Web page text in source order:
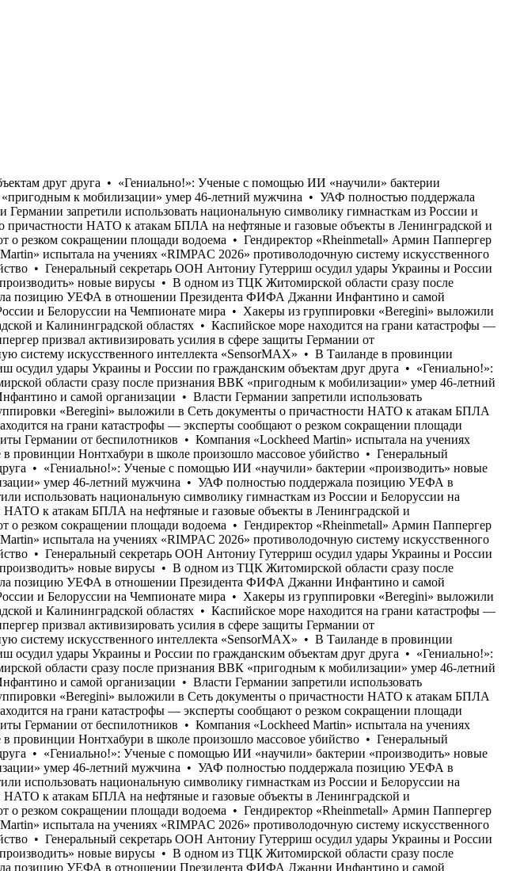
удары Украины и России по гражданским объектам друг друга • «Гениально!»: Ученые с помощью ИИ «научили» бактерии «производить» новые вирусы • В одном из ТЦК Житомирской области сразу после признания ВВК «пригодным к мобилизации» умер 46-летний мужчина • УАФ полностью поддержала позицию УЕФА в отношении Президента ФИФА Джанни Инфантино и самой организации • Власти Германии запретили использовать национальную символику гимнасткам из России и Белоруссии на Чемпионате мира • Хакеры из группировки «Beregini» выложили в Сеть документы о причастности НАТО к атакам БПЛА на нефтяные и газовые объекты в Ленинградской и Калининградской областях • Каспийское море находится на грани катастрофы — эксперты сообщают о резком сокращении площади водоема • Гендиректор «Rheinmetall» Армин Паппергер призвал активизировать усилия в сфере защиты Германии от беспилотников • Компания «Lockheed Martin» испытала на учениях «RIMPAC 2026» противолодочную систему искусственного интеллекта «SensorMAX» • В Таиланде в провинции Нонтхабури в школе произошло массовое убийство • Генеральный секретарь ООН Антониу Гутерриш осудил удары Украины и России по гражданским объектам друг друга • «Гениально!»: Ученые с помощью ИИ «научили» бактерии «производить» новые вирусы • В одном из ТЦК Житомирской области сразу после признания ВВК «пригодным к мобилизации» умер 46-летний мужчина • УАФ полностью поддержала позицию УЕФА в отношении Президента ФИФА Джанни Инфантино и самой организации • Власти Германии запретили использовать национальную символику гимнасткам из России и Белоруссии на Чемпионате мира • Хакеры из группировки «Beregini» выложили в Сеть документы о причастности НАТО к атакам БПЛА на нефтяные и газовые объекты в Ленинградской и Калининградской областях • Каспийское море находится на грани катастрофы — эксперты сообщают о резком сокращении площади водоема • Гендиректор «Rheinmetall» Армин Паппергер призвал активизировать усилия в сфере защиты Германии от беспилотников • Компания «Lockheed Martin» испытала на учениях «RIMPAC 2026» противолодочную систему искусственного интеллекта «SensorMAX» • В Таиланде в провинции Нонтхабури в школе произошло массовое убийство • Генеральный секретарь ООН Антониу Гутерриш осудил удары Украины и России по гражданским объектам друг друга • «Гениально!»: Ученые с помощью ИИ «научили» бактерии «производить» новые вирусы • В одном из ТЦК Житомирской области сразу после признания ВВК «пригодным к мобилизации» умер 46-летний мужчина • УАФ полностью поддержала позицию УЕФА в отношении Президента ФИФА Джанни Инфантино и самой организации • Власти Германии запретили использовать национальную символику гимнасткам из России и Белоруссии на Чемпионате мира • Хакеры из группировки «Beregini» выложили в Сеть документы о причастности НАТО к атакам БПЛА на нефтяные и газовые объекты в Ленинградской и Калининградской областях • Каспийское море находится на грани катастрофы — эксперты сообщают о резком сокращении площади водоема • Гендиректор «Rheinmetall» Армин Паппергер призвал активизировать усилия в сфере защиты Германии от беспилотников • Компания «Lockheed Martin» испытала на учениях «RIMPAC 2026» противолодочную систему искусственного интеллекта «SensorMAX» • В Таиланде в провинции Нонтхабури в школе произошло массовое убийство • Генеральный секретарь ООН Антониу Гутерриш осудил удары Украины и России по гражданским объектам друг друга • «Гениально!»: Ученые с помощью ИИ «научили» бактерии «производить» новые вирусы • В одном из ТЦК Житомирской области сразу после признания ВВК «пригодным к мобилизации» умер 46-летний мужчина • УАФ полностью поддержала позицию УЕФА в отношении Президента ФИФА Джанни Инфантино и самой организации • Власти Германии запретили использовать национальную символику гимнасткам из России и Белоруссии на Чемпионате мира • Хакеры из группировки «Beregini» выложили в Сеть документы о причастности НАТО к атакам БПЛА на нефтяные и газовые объекты в Ленинградской и Калининградской областях • Каспийское море находится на грани катастрофы — эксперты сообщают о резком сокращении площади водоема • Гендиректор «Rheinmetall» Армин Паппергер призвал активизировать усилия в сфере защиты Германии от беспилотников • Компания «Lockheed Martin» испы